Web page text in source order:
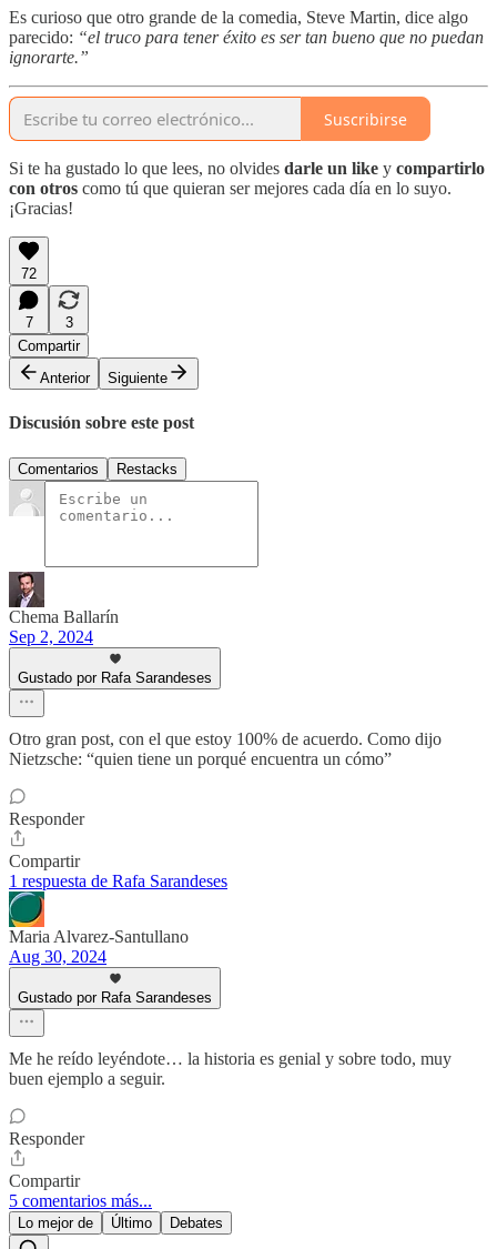
Es curioso que otro grande de la comedia, Steve Martin, dice algo
parecido: “el truco para tener éxito es ser tan bueno que no puedan
ignorarte.”
Suscribirse
Si te ha gustado lo que lees, no olvides darle un like y compartirlo
con otros como tú que quieran ser mejores cada día en lo suyo.
¡Gracias!
72
7
3
Compartir
Anterior
Siguiente
Discusión sobre este post
Comentarios Restacks
Chema Ballarín
Sep 2, 2024
Gustado por Rafa Sarandeses
Otro gran post, con el que estoy 100% de acuerdo. Como dijo
Nietzsche: “quien tiene un porqué encuentra un cómo”
Responder
Compartir
1 respuesta de Rafa Sarandeses
Maria Alvarez-Santullano
Aug 30, 2024
Gustado por Rafa Sarandeses
Me he reído leyéndote… la historia es genial y sobre todo, muy
buen ejemplo a seguir.
Responder
Compartir
5 comentarios más...
Lo mejor de Último Debates